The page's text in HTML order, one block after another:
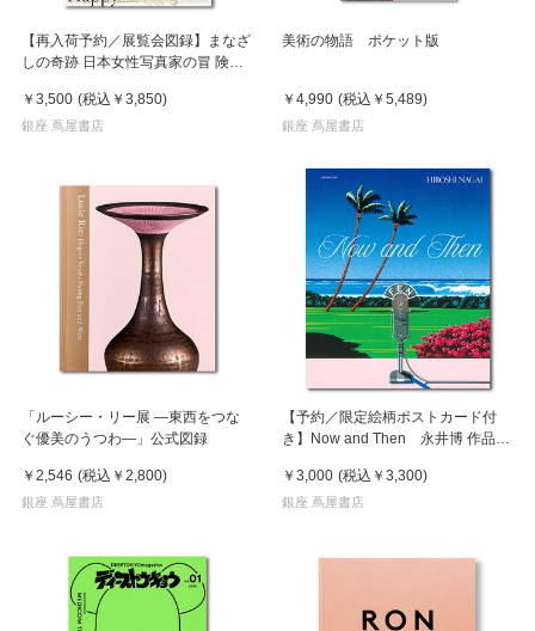
【再入荷予約／展覧会図録】まなざ
しの奇跡 日本女性写真家の冒 険
￥3,500 (税込 ￥3,850)
銀座 蔦屋書店
美術の物語 ポケット版
￥4,990 (税込 ￥5,489)
銀座 蔦屋書店
「ルーシー・リー展 ―東西をつな
ぐ優美のうつわ―」公式図録
￥2,546 (税込 ￥2,800)
銀座 蔦屋書店
【予約／限定絵柄ポストカード付
き】Now and Then 永井博 作品
￥3,000 (税込 ￥3,300)
銀座 蔦屋書店